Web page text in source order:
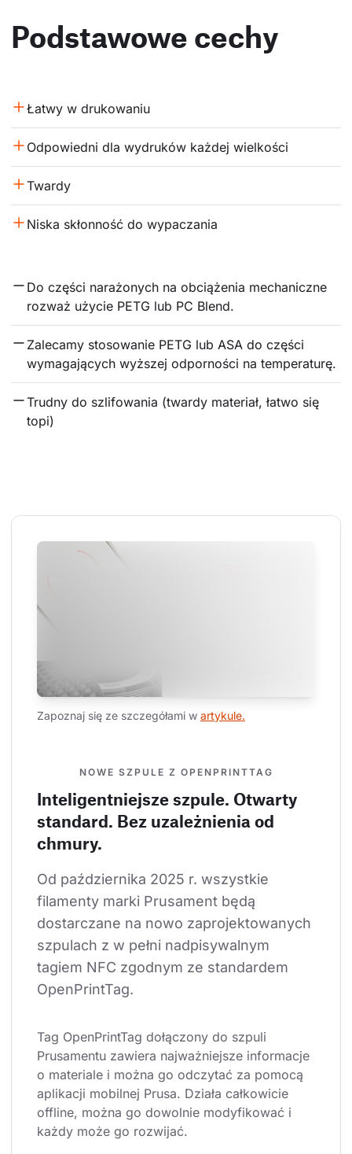
Podstawowe cechy
Łatwy w drukowaniu
Odpowiedni dla wydruków każdej wielkości
Twardy
Niska skłonność do wypaczania
Do części narażonych na obciążenia mechaniczne
rozważ użycie PETG lub PC Blend.
Zalecamy stosowanie PETG lub ASA do części
wymagających wyższej odporności na temperaturę.
Trudny do szlifowania (twardy materiał, łatwo się
topi)
Zapoznaj się ze szczegółami w artykule.
NOWE SZPULE Z OPENPRINTTAG
Inteligentniejsze szpule. Otwarty
standard. Bez uzależnienia od
chmury.
Od października 2025 r. wszystkie
filamenty marki Prusament będą
dostarczane na nowo zaprojektowanych
szpulach z w pełni nadpisywalnym
tagiem NFC zgodnym ze standardem
OpenPrintTag.
Tag OpenPrintTag dołączony do szpuli
Prusamentu zawiera najważniejsze informacje
o materiale i można go odczytać za pomocą
aplikacji mobilnej Prusa. Działa całkowicie
offline, można go dowolnie modyfikować i
każdy może go rozwijać.